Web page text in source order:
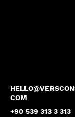
COM
+90 539 313 3 313